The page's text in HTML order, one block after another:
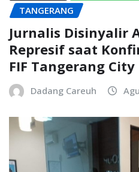
TANGERANG
Jurnalis Disinyalir
Represif saat
FIF Tangerang City
Dadang Careuh